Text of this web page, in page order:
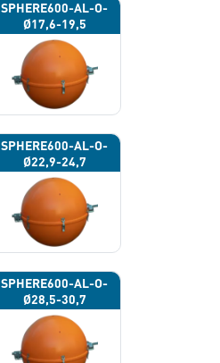
SPHERE600-AL-O-
Ø17,6-19,5
SPHERE600-AL-O-
Ø22,9-24,7
SPHERE600-AL-O-
Ø28,5-30,7